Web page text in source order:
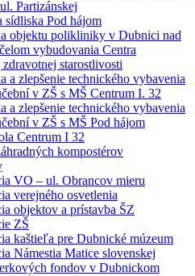
Partizánskej
sídliska Pod hájom
objektu polikliniky v Dubnici nad
vybudovania Centra
starostlivosti
a zlepšenie technického vybavenia
v ZŠ s MŠ Centrum I. 32
a zlepšenie technického vybavenia
v ZŠ s MŠ Pod hájom
Centrum I 32
kompostérov
VO – ul. Obrancov mieru
verejného osvetlenia
objektov a prístavba ŠZ
ZŠ
kaštieľa pre Dubnické múzeum
Námestia Matice slovenskej
fondov v Dubnickom